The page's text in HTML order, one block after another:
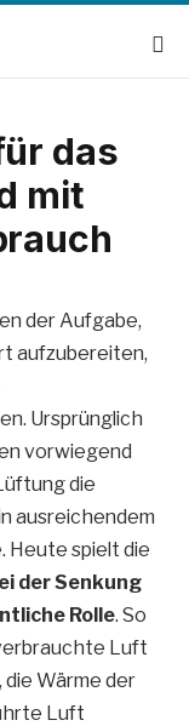
das
mit
der Aufgabe,
aufzubereiten,
Ursprünglich
vorwiegend
die
ausreichendem
Heute spielt die
der Senkung
Rolle. So
Luft
Wärme der
Luft